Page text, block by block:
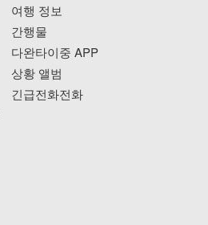
여행 정보
간행물
다완타이중 APP
상황 앨범
긴급전화전화